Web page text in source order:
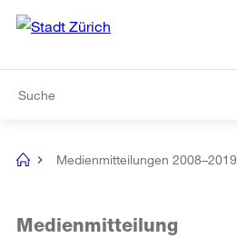
Navigation
[no
Medienmitteilungen 2008–2019
Medienmitteilung